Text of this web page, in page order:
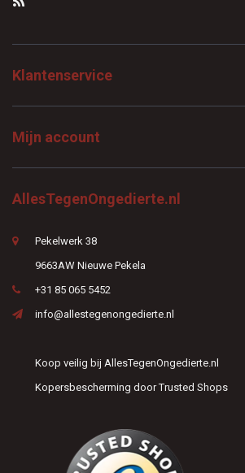
Klantenservice
Mijn account
AllesTegenOngedierte.nl
Pekelwerk 38
9663AW Nieuwe Pekela
+31 85 065 5452
info@allestegenongedierte.nl
Koop veilig bij AllesTegenOngedierte.nl
Kopersbescherming door Trusted Shops